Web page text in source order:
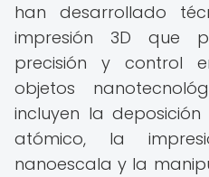
han desarrollado
impresión 3D que
precisión y control
objetos
incluyen la
atómico, la
nanoescala y la